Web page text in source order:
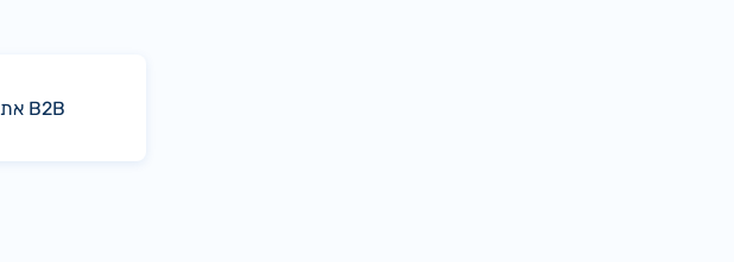
אתר תשלומים B2B